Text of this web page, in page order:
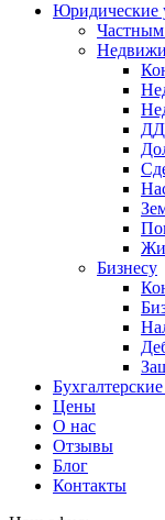
Юридические
Бизнесу
Цены
О нас
Отзывы
Блог
Контакты